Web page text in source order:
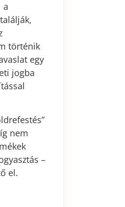
a
történik
egy
jogba
nem
–
el.